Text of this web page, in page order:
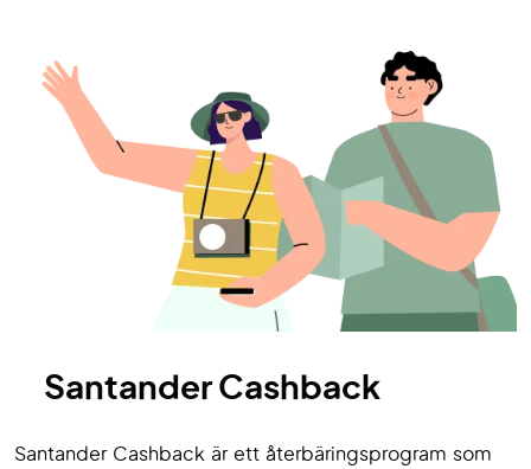
Santander Cashback
Santander Cashback är ett återbäringsprogram som